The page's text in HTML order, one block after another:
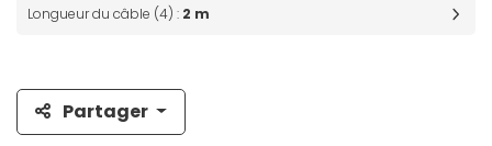
Longueur du câble (4) : 2 m
Partager